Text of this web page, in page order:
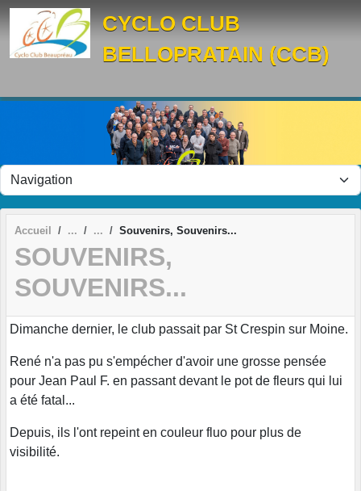
CYCLO CLUB
BELLOPRATAIN (CCB)
Accueil Souvenirs, Souvenirs...
SOUVENIRS,
SOUVENIRS...
Dimanche dernier, le club passait par St Crespin sur Moine.
René n'a pas pu s'empécher d'avoir une grosse pensée
pour Jean Paul F. en passant devant le pot de fleurs qui lui
a été fatal...
Depuis, ils l'ont repeint en couleur fluo pour plus de
visibilité.
Panneau de gestion des cookies